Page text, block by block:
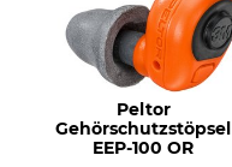
Peltor
Gehörschutzstöpsel
EEP-100 OR